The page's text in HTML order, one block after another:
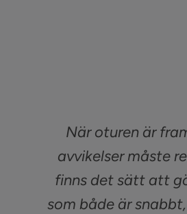
När oturen är
avvikelser måste
finns det sätt att
som både är